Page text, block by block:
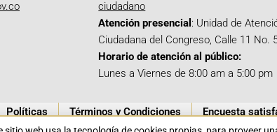
ciudadano
Atención presencial : Unidad de
Ciudadana del Congreso, Calle 11 No.
Horario de atención al público:
Lunes a Viernes de 8:00 am a 5:00 pm
Políticas Términos y Condiciones Encuesta